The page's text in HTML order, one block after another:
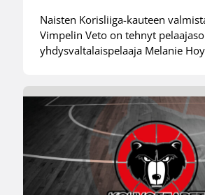
Naisten Korisliiga-kauteen
Vimpelin Veto on tehnyt
yhdysvaltalaispelaaja Melanie